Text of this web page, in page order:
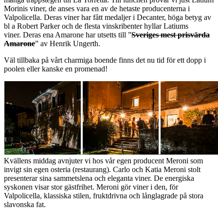
Morinis viner, de anses vara en av de hetaste producenterna i
Valpolicella. Deras viner har fått medaljer i Decanter, höga betyg av
bl a Robert Parker och de flesta vinskribenter hyllar Latiums
viner. Deras ena Amarone har utsetts till ”Sveriges mest prisvärda
Amarone” av Henrik Ungerth.
Väl tillbaka på vårt charmiga boende finns det nu tid för ett dopp i
poolen eller kanske en promenad!
Kvällens middag avnjuter vi hos vår egen producent Meroni som
invigt sin egen osteria (restaurang). Carlo och Katia Meroni stolt
presenterar sina sammetslena och eleganta viner. De energiska
syskonen visar stor gästfrihet. Meroni gör viner i den, för
Valpolicella, klassiska stilen, fruktdrivna och långlagrade på stora
slavonska fat.